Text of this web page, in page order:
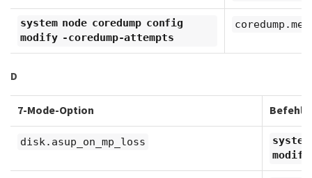
system node coredump config
modify -coredump-attempts
D
7-Mode-Option Befehl
disk.asup_on_mp_loss